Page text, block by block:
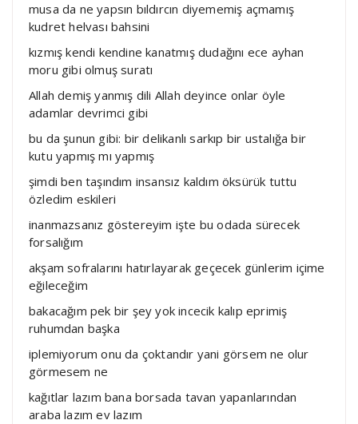
musa da ne yapsın bıldırcın diyememiş açmamış
kudret helvası bahsini
kızmış kendi kendine kanatmış dudağını ece ayhan
moru gibi olmuş suratı
Allah demiş yanmış dili Allah deyince onlar öyle
adamlar devrimci gibi
bu da şunun gibi: bir delikanlı sarkıp bir ustalığa bir
kutu yapmış mı yapmış
şimdi ben taşındım insansız kaldım öksürük tuttu
özledim eskileri
inanmazsanız göstereyim işte bu odada sürecek
forsalığım
akşam sofralarını hatırlayarak geçecek günlerim içime
eğileceğim
bakacağım pek bir şey yok incecik kalıp eprimiş
ruhumdan başka
iplemiyorum onu da çoktandır yani görsem ne olur
görmesem ne
kağıtlar lazım bana borsada tavan yapanlarından
araba lazım ev lazım